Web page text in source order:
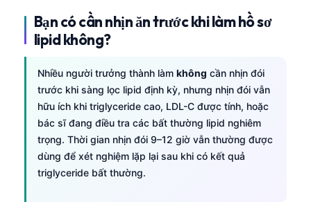
Bạn có cần nhịn ăn trước khi làm hồ sơ
lipid không?
Nhiều người trưởng thành làm không cần nhịn đói
trước khi sàng lọc lipid định kỳ, nhưng nhịn đói vẫn
hữu ích khi triglyceride cao, LDL-C được tính, hoặc
bác sĩ đang điều tra các bất thường lipid nghiêm
trọng. Thời gian nhịn đói 9–12 giờ vẫn thường được
dùng để xét nghiệm lặp lại sau khi có kết quả
triglyceride bất thường.
Русский
Lietuvių kalba
Polski
한국어
Slovenščina
Shqip